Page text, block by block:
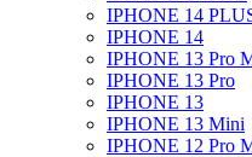
IPHONE 14
IPHONE 14
IPHONE 13 Pro
IPHONE 13 Pro
IPHONE 13
IPHONE 13 Mini
IPHONE 12 Pro